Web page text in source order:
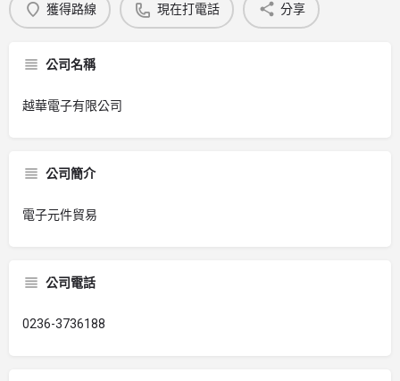
獲得路線 現在打電話 分享
公司名稱
越華電子有限公司
公司簡介
電子元件貿易
公司電話
0236-3736188